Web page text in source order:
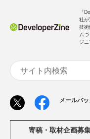
「
社
技
ム
ジ
メールバ
寄稿・取材企画募